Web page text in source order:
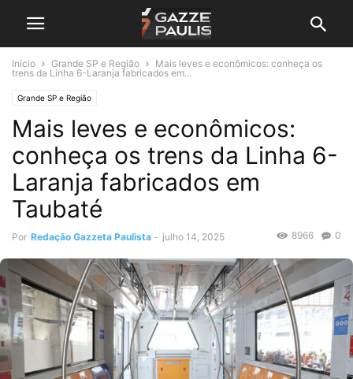
Início Grande SP e Região
Mais leves e econômicos: conheça os
trens da Linha 6-Laranja fabricados em...
Grande SP e Região
Mais leves e econômicos:
conheça os trens da Linha 6-
Laranja fabricados em
Taubaté
Por Redação Gazzeta Paulista - julho 14, 2025 0
8966